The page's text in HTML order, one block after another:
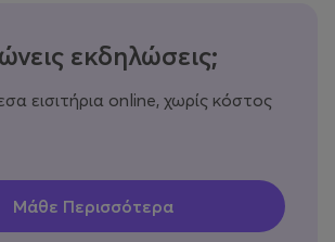
εκδηλώσεις;
εισιτήρια online, χωρίς κόστος